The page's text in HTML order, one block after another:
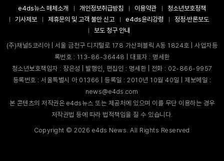
e4ds뉴스 매체소개 개인정보취급방침 이용약관
청소년보호정책
기사제보
제휴문의 및 고객 불만 신고 e4ds윤리강령
정정·반론보도
보도 청구 안내
(주)채널5코리아 | 서울 금천구 디지털로 178 가산퍼블릭 A동 1824호 | 사업자등
록번호 : 113-86-36448 | 대표자 : 명세환
청소년보호책임자 : 장은성 | 발행인, 편집인 : 명세환 | 전화 : 02-866-9957
등록번호 : 서울특별시 아 01366 | 등록일 : 2010년 10월 40일 | 제보메일 :
news@e4ds.com
본 콘텐츠의 저작권은 e4ds뉴스 또는 제공처에 있으며 이를 무단 이용하는 경우
저작권법 등에 따라 법적책임을 질 수 있습니다.
Copyright ©2026 e4ds News. All Rights Reserved